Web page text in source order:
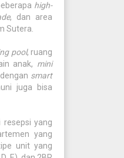
high-
, dan area
Sutera.
pool, ruang
anak, mini
smart
juga bisa
yang
yang
unit yang